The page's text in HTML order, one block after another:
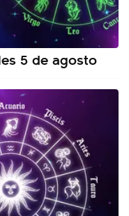
5 de agosto